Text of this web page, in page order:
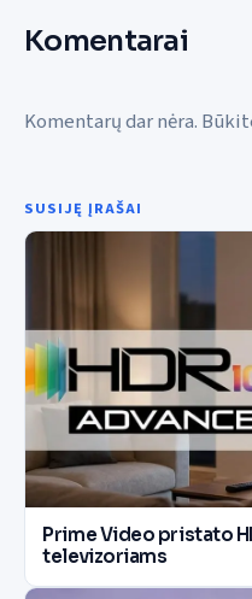
Komentarai
Komentarų dar nėra.
SUSIJĘ ĮRAŠAI
Prime Video pristato
televizoriams